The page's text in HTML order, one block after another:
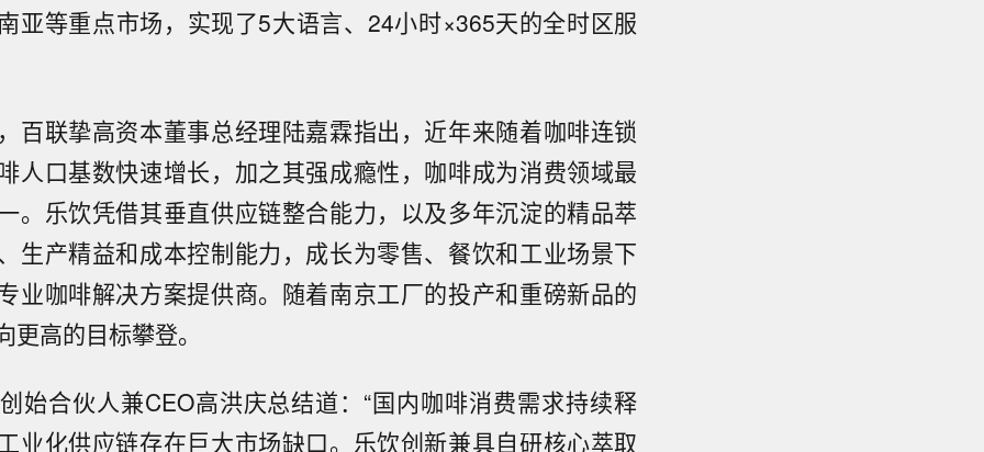
亚等重点市场，实现了5大语言、24小时×365天的全时区服
百联挚高资本董事总经理陆嘉霖指出，近年来随着咖啡连锁
人口基数快速增长，加之其强成瘾性，咖啡成为消费领域最
。乐饮凭借其垂直供应链整合能力，以及多年沉淀的精品萃
生产精益和成本控制能力，成长为零售、餐饮和工业场景下
业咖啡解决方案提供商。随着南京工厂的投产和重磅新品的
更高的目标攀登。
始合伙人兼CEO高洪庆总结道：“国内咖啡消费需求持续释
业化供应链存在巨大市场缺口。乐饮创新兼具自研核心萃取